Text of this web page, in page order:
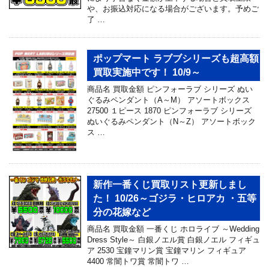
や、お振込対応になる場合がございます。予めご
了 …
ポップマート ラブブシリーズも超高額
買取実施中です！ 10/9～
商品名 買取金額 ピンフォーラブ シリーズ ぬい
ぐるみペンダント（A～M） アソートボックス
27500 １ピース 1870 ピンフォーラブ シリーズ
ぬいぐるみペンダント（N～Z） アソートボック
ス …
新作一番くじ買取リスト更新しまし
た！ 10/26～ゴジラ・ヒロアカ ・五等
分の花嫁など
商品名 買取金額 一番くじ ホロライブ ～Wedding
Dress Style～ 白銀ノエル賞 白銀ノエル フィギュ
ア 2530 宝鐘マリン賞 宝鐘マリン フィギュア
4400 常闇トワ賞 常闇トワ …